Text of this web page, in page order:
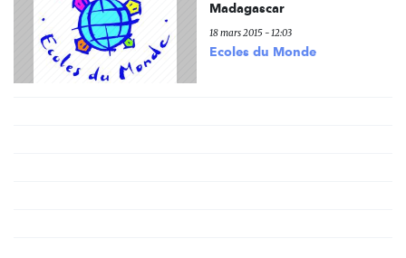
Madagascar
18 mars 2015 - 12:03
Ecoles du Monde